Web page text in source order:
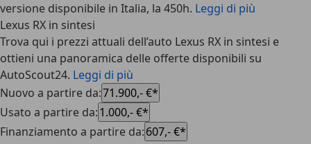
versione disponibile in Italia, la 450h. Leggi di più
Lexus RX in sintesi
Trova qui i prezzi attuali dell’auto Lexus RX in sintesi e
ottieni una panoramica delle offerte disponibili su
AutoScout24. Leggi di più
Nuovo a partire da:71.900,- €*
Usato a partire da:1.000,- €*
Finanziamento a partire da:607,- €*